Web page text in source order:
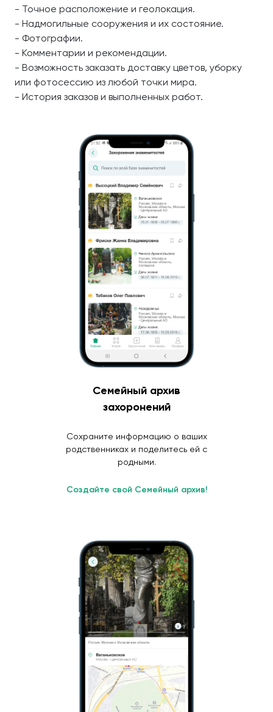
- Точное расположение и геолокация.
- Надмогильные сооружения и их состояние.
- Фотографии.
- Комментарии и рекомендации.
- Возможность заказать доставку цветов, уборку
или фотосессию из любой точки мира.
- История заказов и выполненных работ.
Семейный архив
захоронений
Сохраните информацию о ваших
родственниках и поделитесь ей с
родными.
Создайте свой Семейный архив!